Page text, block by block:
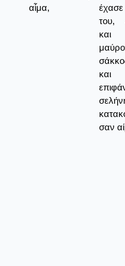
αἷμα,
του,
και
σαν